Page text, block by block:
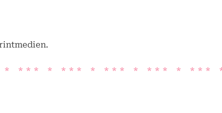
* * * * * * * * * * * * * * * * * * * *